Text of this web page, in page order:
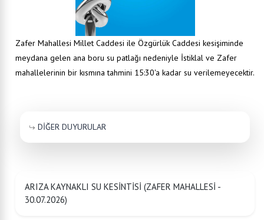
Zafer Mahallesi Millet Caddesi ile Özgürlük Caddesi kesişiminde
meydana gelen ana boru su patlağı nedeniyle İstiklal ve Zafer
mahallelerinin bir kısmına tahmini 15:30'a kadar su verilemeyecektir.
DİĞER DUYURULAR
ARIZA KAYNAKLI SU KESİNTİSİ (ZAFER MAHALLESİ -
30.07.2026)